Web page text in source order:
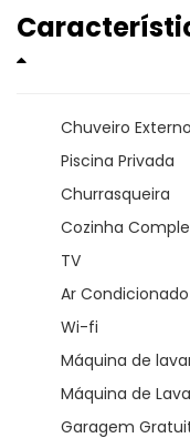
Chuveiro Externo
Piscina Privada
Churrasqueira
Cozinha
TV
Ar Condicionado
Wi-fi
Máquina de
Máquina de
Garagem